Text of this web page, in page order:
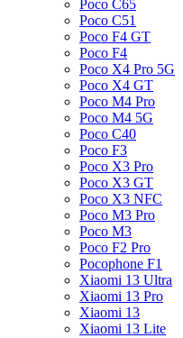
Poco C65
Poco C51
Poco F4 GT
Poco F4
Poco X4 Pro 5G
Poco X4 GT
Poco M4 Pro
Poco M4 5G
Poco C40
Poco F3
Poco X3 Pro
Poco X3 GT
Poco X3 NFC
Poco M3 Pro
Poco M3
Poco F2 Pro
Pocophone F1
Xiaomi 13 Ultra
Xiaomi 13 Pro
Xiaomi 13
Xiaomi 13 Lite